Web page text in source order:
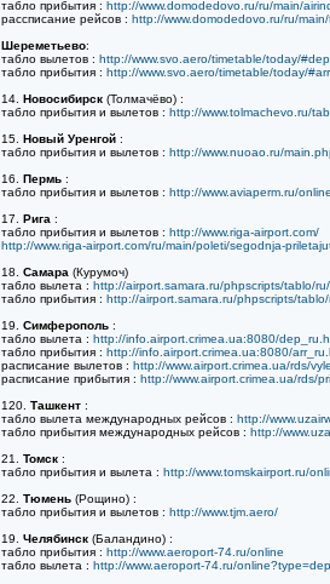
табло прибытия : http://www.domodedovo.ru/ru/main/
рассписание рейсов : http://www.domodedovo.ru/ru/
Шереметьево:
табло вылетов : http://www.svo.aero/timetable/today/
табло прибытия : http://www.svo.aero/timetable/today/
14. Новосибирск (Толмачёво) :
табло прибытия и вылетов : http://www.tolmachevo.ru/
15. Новый Уренгой :
табло прибытия и вылетов : http://www.nuoao.ru/
16. Пермь :
табло прибытия и вылетов : http://www.aviaperm.ru/
17. Рига :
табло прибытия и вылетов : http://www.riga-airport.com/
http://www.riga-airport.com/ru/main/poleti/segodnja-
18. Самара (Курумоч)
табло вылета : http://airport.samara.ru/phpscripts/tablo/
табло прибытия : http://airport.samara.ru/phpscripts/
19. Симферополь :
табло вылета : http://info.airport.crimea.ua:8080/
табло прибытия : http://info.airport.crimea.ua:8080/
расписание вылетов : http://www.airport.crimea.ua/rds/
расписание прибытия : http://www.airport.crimea.ua/rds/
120. Ташкент :
табло вылета международных рейсов : http://
табло прибытия международных рейсов : http://
21. Томск :
табло прибытия и вылета : http://www.tomskairport.ru/
22. Тюмень (Рощино) :
табло прибытия и вылетов : http://www.tjm.aero/
19. Челябинск (Баландино) :
табло прибытия : http://www.aeroport-74.ru/online
табло вылета : http://www.aeroport-74.ru/online?type=dep